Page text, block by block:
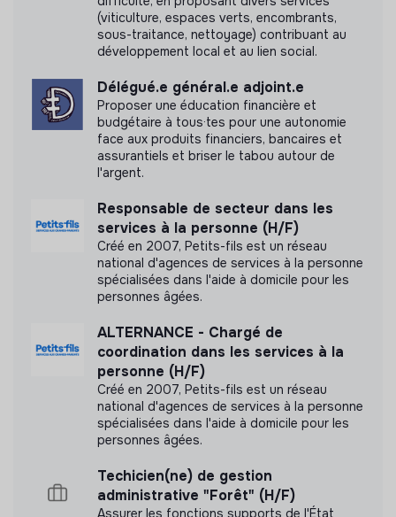
(viticulture, espaces verts, encombrants,
sous-traitance, nettoyage) contribuant au
développement local et au lien social.
Délégué.e général.e adjoint.e
Proposer une éducation financière et
budgétaire à tous·tes pour une autonomie
face aux produits financiers, bancaires et
assurantiels et briser le tabou autour de
l'argent.
Responsable de secteur dans les
services à la personne (H/F)
Créé en 2007, Petits-fils est un réseau
national d'agences de services à la personne
spécialisées dans l'aide à domicile pour les
personnes âgées.
ALTERNANCE - Chargé de
coordination dans les services à la
personne (H/F)
Créé en 2007, Petits-fils est un réseau
national d'agences de services à la personne
spécialisées dans l'aide à domicile pour les
personnes âgées.
Techicien(ne) de gestion
administrative "Forêt" (H/F)
Assurer les fonctions supports de l'État